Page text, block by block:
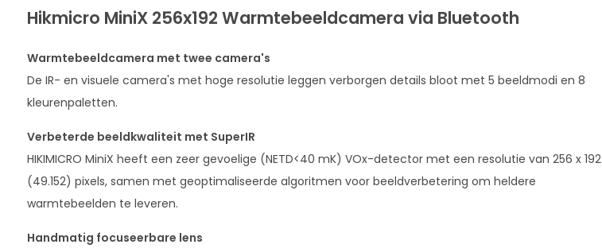
Hikmicro MiniX 256x192 Warmtebeeldcamera via Bluetooth
Warmtebeeldcamera met twee camera's
De IR- en visuele camera's met hoge resolutie leggen verborgen details bloot met 5 beeldmodi en 8
kleurenpaletten.
Verbeterde beeldkwaliteit met SuperIR
HIKIMICRO MiniX heeft een zeer gevoelige (NETD<40 mK) VOx-detector met een resolutie van 256 x 192
(49.152) pixels, samen met geoptimaliseerde algoritmen voor beeldverbetering om heldere
warmtebeelden te leveren.
Handmatig focuseerbare lens